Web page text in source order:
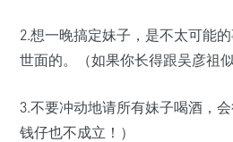
2.想一晚搞定妹子，是不太可能
世面的。（如果你长得跟吴彦祖
3.不要冲动地请所有妹子喝酒，
钱仔也不成立！）